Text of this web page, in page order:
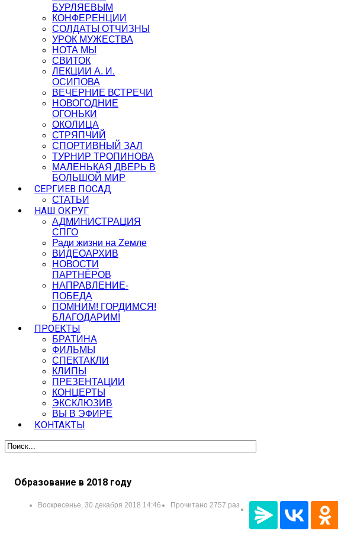
БУРЛЯЕВЫМ
КОНФЕРЕНЦИИ
СОЛДАТЫ ОТЧИЗНЫ
УРОК МУЖЕСТВА
НОТА МЫ
СВИТОК
ЛЕКЦИИ А. И.
ОСИПОВА
ВЕЧЕРНИЕ ВСТРЕЧИ
НОВОГОДНИЕ
ОГОНЬКИ
ОКОЛИЦА
СТРЯПЧИЙ
СПОРТИВНЫЙ ЗАЛ
ТУРНИР ТРОПИНОВА
МАЛЕНЬКАЯ ДВЕРЬ В
БОЛЬШОЙ МИР
СЕРГИЕВ ПОСАД
СТАТЬИ
НАШ ОКРУГ
АДМИНИСТРАЦИЯ
СПГО
Ради жизни на Zемле
ВИДЕОАРХИВ
НОВОСТИ
ПАРТНЁРОВ
НАПРАВЛЕНИЕ-
ПОБЕДА
ПОМНИМ! ГОРДИМСЯ!
БЛАГОДАРИМ!
ПРОЕКТЫ
БРАТИНА
ФИЛЬМЫ
СПЕКТАКЛИ
КЛИПЫ
ПРЕЗЕНТАЦИИ
КОНЦЕРТЫ
ЭКСКЛЮЗИВ
ВЫ В ЭФИРЕ
КОНТАКТЫ
Образование в 2018 году
Воскресенье, 30 декабря 2018 14:46 Прочитано 2757 раз